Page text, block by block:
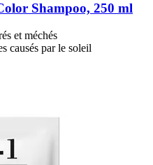
Shampoo, 250 ml
et méchés
causés par le soleil